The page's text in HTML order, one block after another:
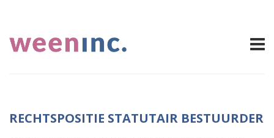
RECHTSPOSITIE STATUTAIR BESTUURDER